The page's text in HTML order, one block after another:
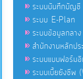
ระบบบันทึกบัญ
ระบบ E-Plan
ระบบข้อมูลกลา
สำนักงานหลักป
ระบบแบบฟอร์ม
ระบบเบี้ยยังชีพ